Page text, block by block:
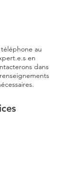
au
en
dans